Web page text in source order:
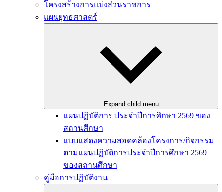
โครงสร้างการแบ่งส่วนราชการ
แผนยุทธศาสตร์
Expand child menu
แผนปฏิบัติการ ประจำปีการศึกษา 2569 ของ
สถานศึกษา
แบบแสดงความสอดคล้องโครงการ/กิจกรรม
ตามแผนปฏิบัติการประจำปีการศึกษา 2569
ของสถานศึกษา
คู่มือการปฏิบัติงาน